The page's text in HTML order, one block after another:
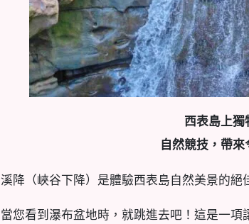
西表島上獨
自然競技，帶
溪降（峽谷下降）是體驗西表島自然美景的絕
當您看到瀑布盆地時，就跳進去吧！這是一項